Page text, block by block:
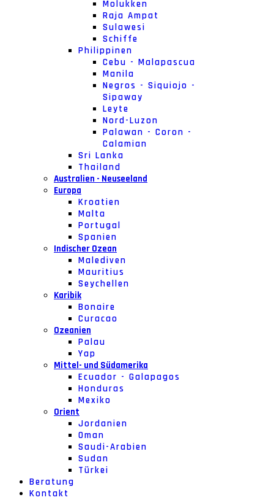
Molukken
Raja Ampat
Sulawesi
Schiffe
Philippinen
Cebu - Malapascua
Manila
Negros - Siquiojo -
Sipaway
Leyte
Nord-Luzon
Palawan - Coron -
Calamian
Sri Lanka
Thailand
Australien - Neuseeland
Europa
Kroatien
Malta
Portugal
Spanien
Indischer Ozean
Malediven
Mauritius
Seychellen
Karibik
Bonaire
Curacao
Ozeanien
Palau
Yap
Mittel- und Südamerika
Ecuador - Galapagos
Honduras
Mexiko
Orient
Jordanien
Oman
Saudi-Arabien
Sudan
Türkei
Beratung
Kontakt